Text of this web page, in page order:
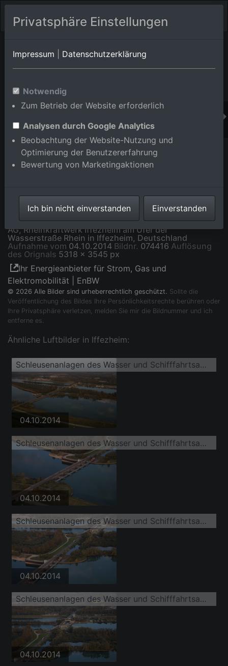
Orts-Album von Iffezheim in Baden-Württemberg,Deutschland
Schleusenanlagen des Wasser und Schifffahrtsamt
Freiburg und der EnBW Energie Baden-Württemberg
AG, Rheinkraftwerk Iffezheim am Ufer der
Wasserstraße Rhein in Iffezheim, Deutschland
Aufnahme vom 04.10.2014 Bildnr. 074416 Auflösung
des Orignals 5318 x 3545 px
Ihr Energieanbieter für Strom, Gas und
Elektromobilität | EnBW
© 2026 Alle Bilder sind urheberrechtlich geschützt. Sollte die
Veröffentlichung des Bildes Ihre Persönlichkeitsrechte berühren oder
Ihre Privatsphäre verletzen, melden Sie mir die Bildnummer und ich
entferne es.
Ähnliche Luftbilder in Iffezheim:
Schleusenanlagen des Wasser und Schifffahrtsamt Freiburg und der EnBW Energie Baden-Württemberg AG, Rheinkraftwerk Iffezheim am Ufer der Wasserstraße Rhein
04.10.2014
Schleusenanlagen des Wasser und Schifffahrtsamt Freiburg und der EnBW Energie Baden-Württemberg AG, Rheinkraftwerk Iffezheim am Ufer der Wasserstraße Rhein
04.10.2014
Schleusenanlagen des Wasser und Schifffahrtsamt Freiburg und der EnBW Energie Baden-Württemberg AG, Rheinkraftwerk Iffezheim am Ufer der Wasserstraße Rhein
04.10.2014
Schleusenanlagen des Wasser und Schifffahrtsamt Freiburg und der EnBW Energie Baden-Württemberg AG, Rheinkraftwerk Iffezheim am Ufer der Wasserstraße Rhein
04.10.2014
Privatsphäre Einstellungen
Impressum Datenschutzerklärung
Notwendig
Zum Betrieb der Website erforderlich
Analysen durch Google Analytics
Beobachtung der Website-Nutzung und
Optimierung der Benutzererfahrung
Bewertung von Marketingaktionen
Ich bin nicht einverstanden Einverstanden